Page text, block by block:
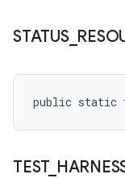
STATUS_
public static
TEST_